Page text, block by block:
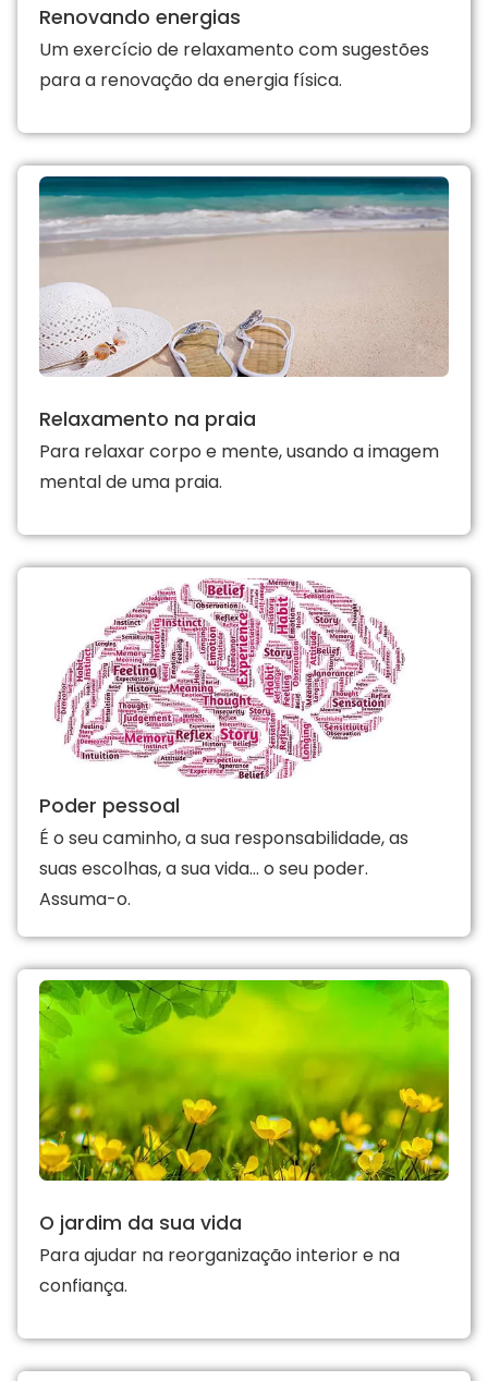
Renovando energias
Um exercício de relaxamento com sugestões
para a renovação da energia física.
Relaxamento na praia
Para relaxar corpo e mente, usando a imagem
mental de uma praia.
Poder pessoal
É o seu caminho, a sua responsabilidade, as
suas escolhas, a sua vida… o seu poder.
Assuma-o.
O jardim da sua vida
Para ajudar na reorganização interior e na
confiança.